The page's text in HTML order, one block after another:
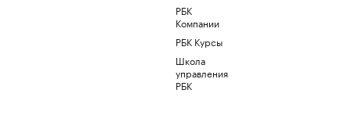
РБК
Компании
РБК Курсы
Школа
управления
РБК